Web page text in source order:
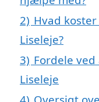
2) Hvad
Liseleje?
3) Fordele
Liseleje